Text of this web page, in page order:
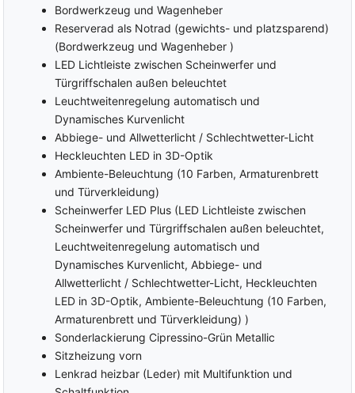
ABS (Antiblockiersystem)
ESP (Elektronisches
Stabilitäts-Programm)
Stabilitätskontrolle
ASC (Traktionskontrolle)
ASR
(Antriebsschlupfregelung)
Servolenkung
Start-/Stopp-Automatik
Lichtsensor
Fernlichtregulierung (Light
Assist)
Regensensor
Innenspiegel automatisch
abblendbar
Berganfahrassistent
Abstandswarner
Notbremsassistent
Spurhalteassistent
Toter Winkel Assistent
Spurwechselassistent
Notrufsystem
Abstandstempomat (ACC)
Geschwindigkeitsbegrenzer
Alarmanlage
Elektrische Wegfahrsperre
Fahrprofilauswahl (Drive
Parklenkassistent
Einparkhilfe hinten
Einparkhilfe vorne
Fahrer Airbag
Beifahrer-Airbag
ausschaltbar
Beifahrer-Airbag
Seiten-Airbags
Kopf-Airbags
Bordwerkzeug und Wagenheber
Reserverad als Notrad (gewichts- und platzsparend)
(Bordwerkzeug und Wagenheber )
LED Lichtleiste zwischen Scheinwerfer und
Türgriffschalen außen beleuchtet
Leuchtweitenregelung automatisch und
Dynamisches Kurvenlicht
Abbiege- und Allwetterlicht / Schlechtwetter-Licht
Heckleuchten LED in 3D-Optik
Ambiente-Beleuchtung (10 Farben, Armaturenbrett
und Türverkleidung)
Scheinwerfer LED Plus (LED Lichtleiste zwischen
Scheinwerfer und Türgriffschalen außen beleuchtet,
Leuchtweitenregelung automatisch und
Dynamisches Kurvenlicht, Abbiege- und
Allwetterlicht / Schlechtwetter-Licht, Heckleuchten
LED in 3D-Optik, Ambiente-Beleuchtung (10 Farben,
Armaturenbrett und Türverkleidung) )
Sonderlackierung Cipressino-Grün Metallic
Sitzheizung vorn
Lenkrad heizbar (Leder) mit Multifunktion und